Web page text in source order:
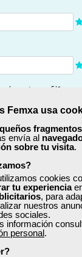
Femxa usa
envía al
sobre tu visita.
cookies
tu experiencia
, para
nuestros
sociales.
información
personal.
ahora tu perfil?
mi perfil más
sobre
para el
la Política de